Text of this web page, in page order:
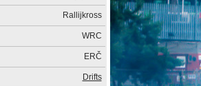
Rallijkross
WRC
ERČ
Drifts